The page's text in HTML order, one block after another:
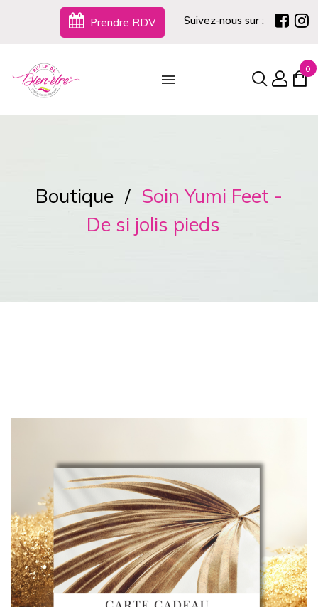
Prendre RDV Suivez-nous sur :
0
Boutique
Soin Yumi Feet -
De si jolis pieds